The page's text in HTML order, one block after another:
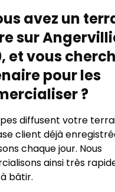
avez un
sur
et vous
pour les
?
diffusent votre
client déjà
chaque jour. Nous
ainsi très
bâtir.